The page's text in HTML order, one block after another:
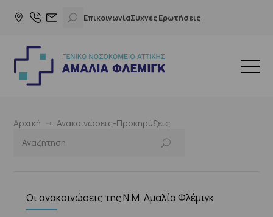
ΕπικοινωνίαΣυχνές Ερωτήσεις
Αρχική Ανακοινώσεις-Προκηρύξεις
Οι ανακοινώσεις της Ν.Μ. Αμαλία Φλέμιγκ